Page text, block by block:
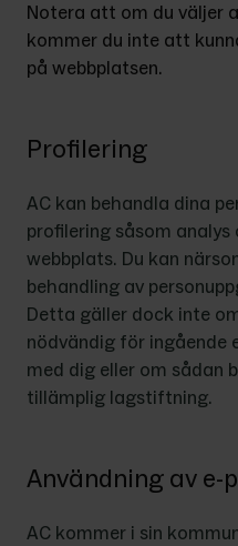
Notera att om du väljer
kommer du inte att
på webbplatsen.
Profilering
AC kan behandla dina
profilering såsom
webbplats. Du kan
behandling av
Detta gäller dock inte
nödvändig för ingående
med dig eller om sådan
tillämplig lagstiftning.
Användning av e-
AC kommer i sin